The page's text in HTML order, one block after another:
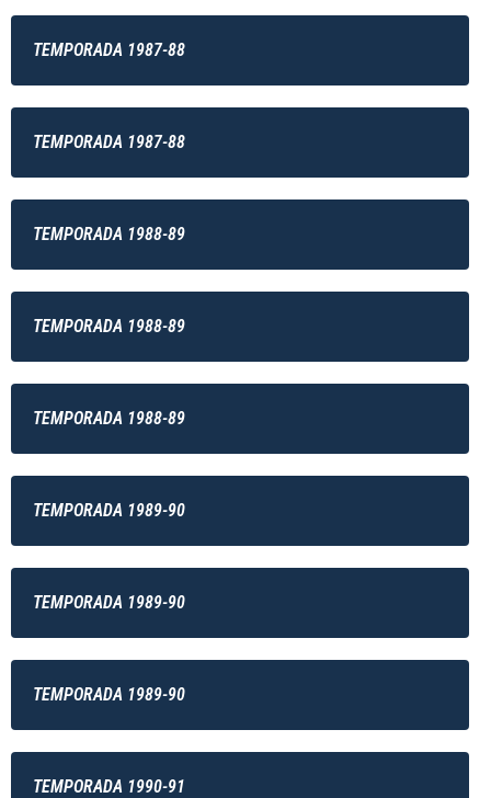
TEMPORADA 1987-88
TEMPORADA 1987-88
TEMPORADA 1988-89
TEMPORADA 1988-89
TEMPORADA 1988-89
TEMPORADA 1989-90
TEMPORADA 1989-90
TEMPORADA 1989-90
TEMPORADA 1990-91